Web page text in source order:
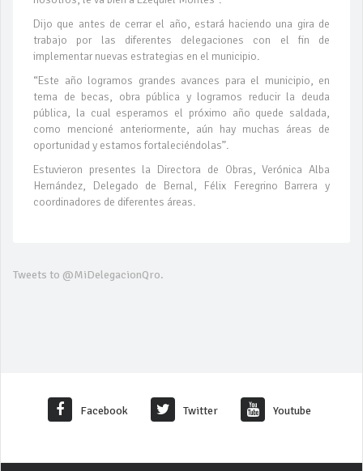
Dijo que antes de cerrar el año, estará haciendo una gira de
trabajo por las diferentes delegaciones con el fin de
implementar nuevas estrategias en el municipio.
“Este año logramos grandes avances para el municipio, en
tema de becas, obra pública y logramos reducir la deuda
pública, la cual esperamos el próximo año quede saldada,
como mencioné anteriormente, aún hay muchas áreas de
oportunidad y estamos fortaleciéndolas”.
Estuvieron presentes la Directora de Obras, Verónica Alba
Hernández, Delegado de Bernal, Félix Feregrino Barrera y
coordinadores de diferentes áreas.
Tweets to @MiDelegacionQro.
Facebook Twitter Youtube